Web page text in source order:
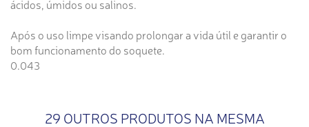
ácidos, úmidos ou salinos.
Após o uso limpe visando prolongar a vida útil e garantir o
bom funcionamento do soquete.
0.043
29 OUTROS PRODUTOS NA MESMA